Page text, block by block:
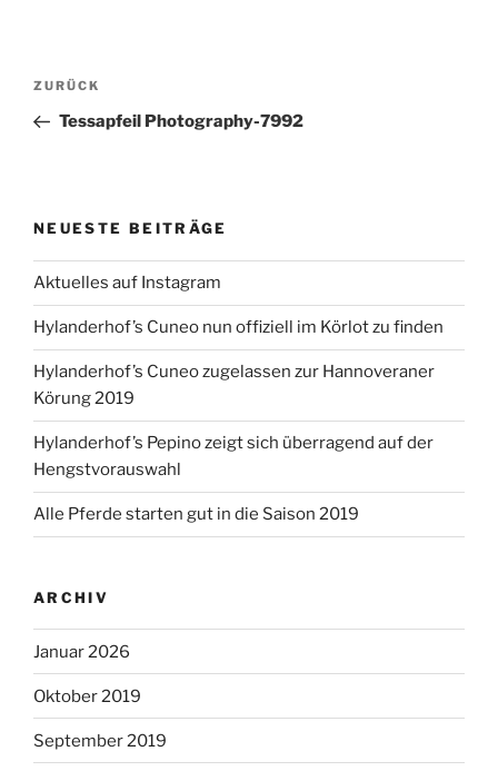
Beitragsnavigation
Vorheriger
Beitrag
ZURÜCK
Tessapfeil Photography-7992
NEUESTE BEITRÄGE
Aktuelles auf Instagram
Hylanderhof’s Cuneo nun offiziell im Körlot zu finden
Hylanderhof’s Cuneo zugelassen zur Hannoveraner
Körung 2019
Hylanderhof’s Pepino zeigt sich überragend auf der
Hengstvorauswahl
Alle Pferde starten gut in die Saison 2019
ARCHIV
Januar 2026
Oktober 2019
September 2019